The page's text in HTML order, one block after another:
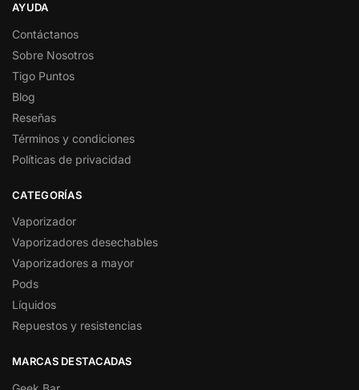
AYUDA
Contáctanos
Sobre Nosotros
Tigo Puntos
Blog
Reseñas
Términos y condiciones
Políticas de privacidad
CATEGORÍAS
Vaporizador
Vaporizadores desechables
Vaporizadores a mayor
Pods
Líquidos
Repuestos y resistencias
MARCAS DESTACADAS